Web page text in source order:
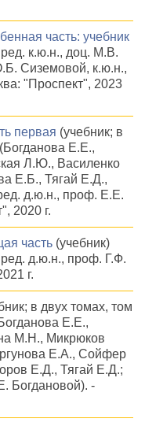
часть: учебник
ред. к.ю.н., доц. М.В.
Сиземовой, к.ю.н.,
"Проспект", 2023
первая (учебник; в
Е.Е.,
Л.Ю., Василенко
Е.Б., Тягай Е.Д.,
д.ю.н., проф. Е.Е.
2020 г.
часть (учебник)
ред. д.ю.н., проф. Г.Ф.
г.
в двух томах, том
Е.Е.,
М.Н., Микрюков
Е.А., Сойфер
Е.Д., Тягай Е.Д.;
Богдановой). -